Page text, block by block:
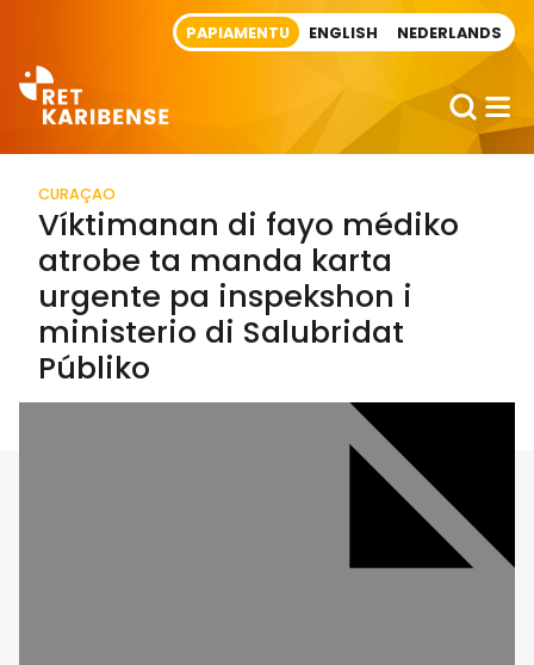
PAPIAMENTU ENGLISH NEDERLANDS
CURAÇAO
Víktimanan di fayo médiko
atrobe ta manda karta
urgente pa inspekshon i
ministerio di Salubridat
Públiko